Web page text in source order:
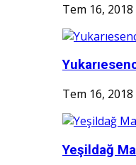
Tem 16, 2018
Tem 16, 2018
Yeşildağ